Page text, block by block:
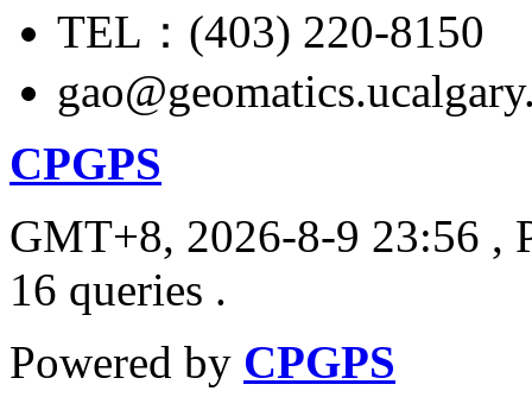
TEL：(403) 220-8150
CPGPS
GMT+8, 2026-8-9 23:56 ,
16 queries .
Powered by CPGPS